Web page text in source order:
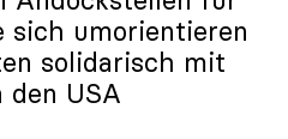
sich umorientieren
solidarisch mit
den USA